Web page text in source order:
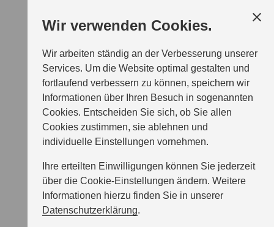
Wir verwenden Cookies.
Wir arbeiten ständig an der Verbesserung unserer
Services. Um die Website optimal gestalten und
fortlaufend verbessern zu können, speichern wir
Informationen über Ihren Besuch in sogenannten
Cookies. Entscheiden Sie sich, ob Sie allen
Cookies zustimmen, sie ablehnen und
individuelle Einstellungen vornehmen.
Ihre erteilten Einwilligungen können Sie jederzeit
über die Cookie-Einstellungen ändern. Weitere
Informationen hierzu finden Sie in unserer
Datenschutzerklärung.